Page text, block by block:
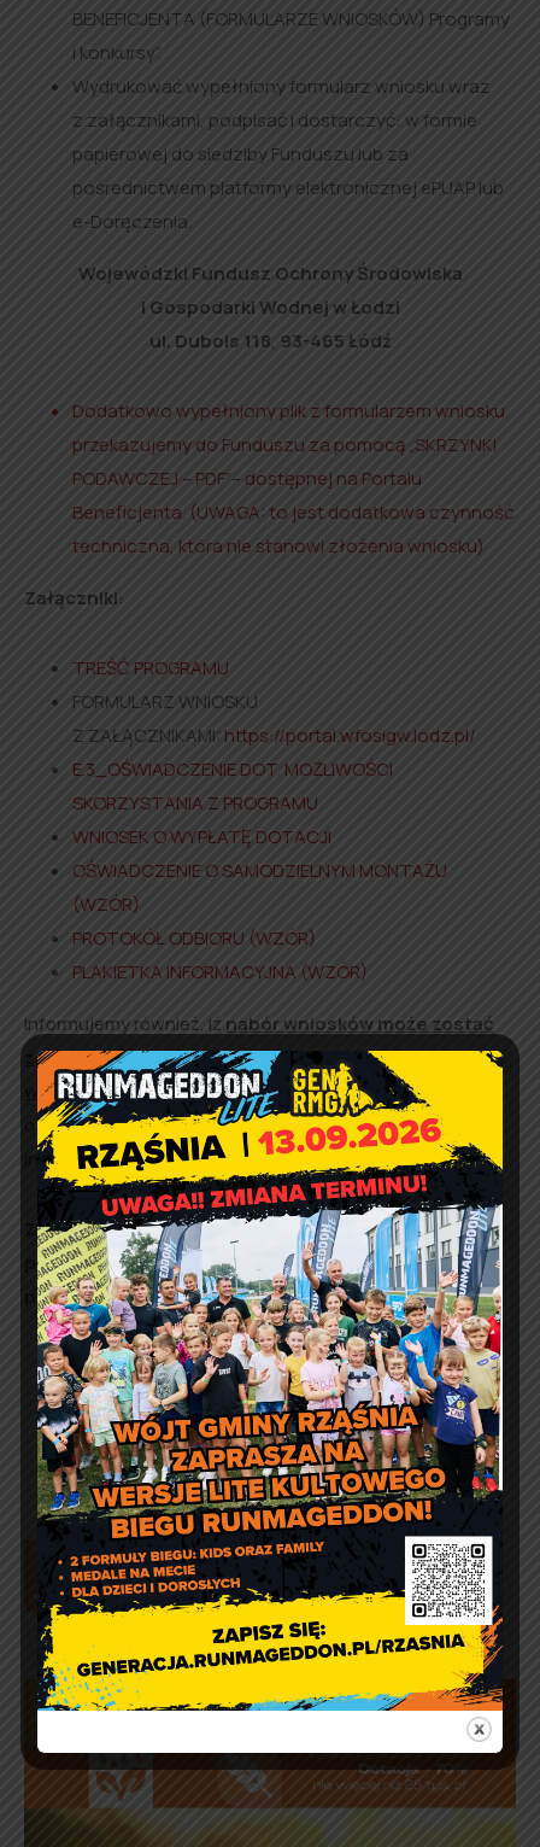
BENEFICJENTA (FORMULARZE WNIOSKÓW) Programy
i konkursy”.
Wydrukować wypełniony formularz wniosku wraz
z załącznikami, podpisać i dostarczyć: w formie
papierowej do siedziby Funduszu lub za
pośrednictwem platformy elektronicznej ePUAP lub
e-Doręczenia.
Wojewódzki Fundusz Ochrony Środowiska
i Gospodarki Wodnej w Łodzi
ul. Dubois 118, 93-465 Łódź
Dodatkowo wypełniony plik z formularzem wniosku
przekazujemy do Funduszu za pomocą „SKRZYNKI
PODAWCZEJ – PDF”– dostępnej na Portalu
Beneficjenta. (UWAGA: to jest dodatkowa czynność
techniczna, która nie stanowi złożenia wniosku)
Załączniki:
TREŚĆ PROGRAMU
FORMULARZ WNIOSKU
Z ZAŁĄCZNIKAMI: https://portal.wfosigw.lodz.pl/
E.3_OŚWIADCZENIE DOT. MOŻLIWOŚCI
SKORZYSTANIA Z PROGRAMU
WNIOSEK O WYPŁATĘ DOTACJI
OŚWIADCZENIE O SAMODZIELNYM MONTAŻU
(WZÓR)
PROTOKÓŁ ODBIORU (WZÓR)
PLAKIETKA INFORMACYJNA (WZÓR)
Informujemy również, iż nabór wniosków może zostać
zakończony lub wstrzymany w przypadku
wcześniejszego wykorzystania środków w budżecie
o czym zostaną Państwo informowani poprzez stronę
internetową:www.wfosigw.lodz.pl.
Zachęcamy do kontaktu z Funduszem za pomocą
poczty elektronicznej: fundusz@wfosigw.lodz.pl, lub
pod nr telefonu 42 207 14 80.